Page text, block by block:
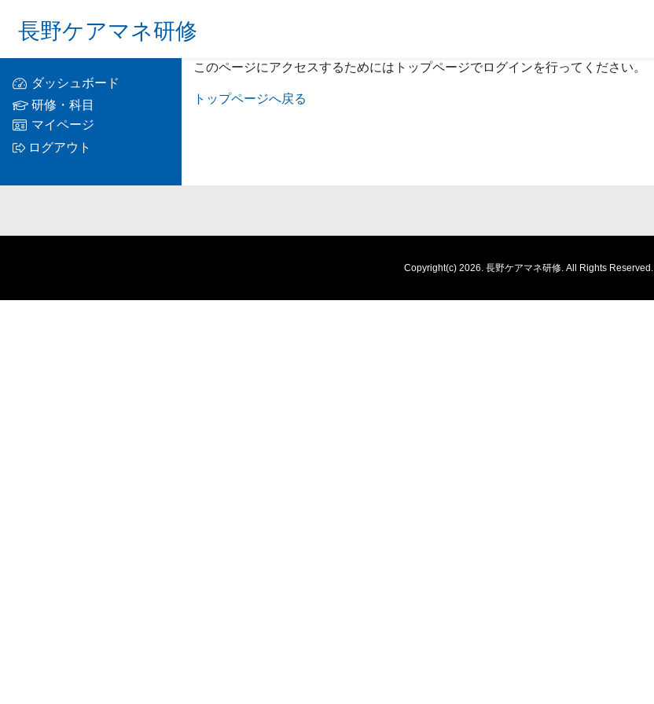
長野ケアマネ研修
ダッシュボード
研修・科目
マイページ
ログアウト
このページにアクセスするためにはトップページでログインを行ってください。
トップページへ戻る
Copyright(c) 2026. 長野ケアマネ研修. All Rights Reserved.